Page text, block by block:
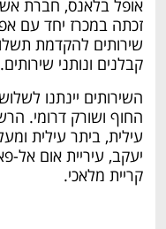
קבלנים ונותני שירותים.
קריית מלאכי.